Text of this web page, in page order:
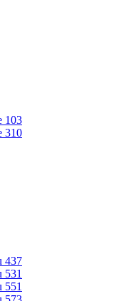
103
310
437
531
551